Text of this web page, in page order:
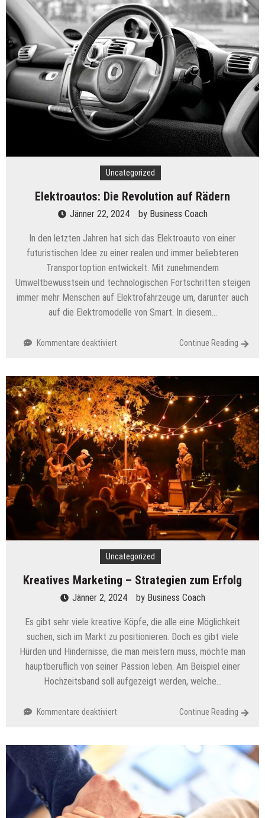
Leitfaden
für
den
Anfang
Uncategorized
Elektroautos: Die Revolution auf Rädern
Jänner 22, 2024 by Business Coach
In den letzten Jahren hat sich das Elektroauto von einer
futuristischen Idee zu einer realen und immer beliebteren
Transportoption entwickelt. Mit zunehmendem
Umweltbewusstsein und technologischen Fortschritten steigen
immer mehr Menschen auf Elektrofahrzeuge um, darunter auch
auf die Elektromodelle von Smart. In diesem…
Kommentare deaktiviert
Revolution
auf
Rädern
Continue Reading
Uncategorized
Kreatives Marketing – Strategien zum Erfolg
Jänner 2, 2024 by Business Coach
Es gibt sehr viele kreative Köpfe, die alle eine Möglichkeit
suchen, sich im Markt zu positionieren. Doch es gibt viele
Hürden und Hindernisse, die man meistern muss, möchte man
hauptberuflich von seiner Passion leben. Am Beispiel einer
Hochzeitsband soll aufgezeigt werden, welche…
Kommentare deaktiviert
–
Strategien
zum
Erfolg
Continue Reading